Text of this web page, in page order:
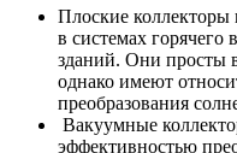
Плоские коллекторы
в системах горячего
зданий. Они просты
однако имеют
преобразования
Вакуумные
эффективностью